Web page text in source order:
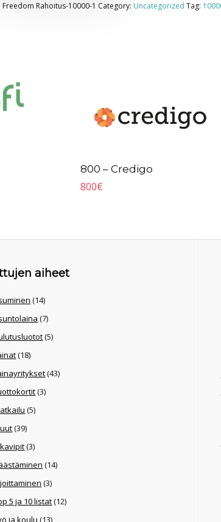
Freedom Rahoitus-10000-1 Category: Uncategorized Tag:
800 – Credigo
800€
aiheet
(14)
(7)
(5)
(18)
(43)
(3)
(5)
(39)
(3)
(14)
(3)
5 ja 10 listat(12)
ja koulu (13)